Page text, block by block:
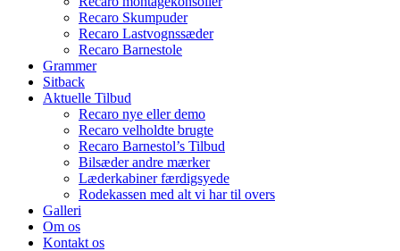
Recaro Skumpuder
Recaro Lastvognssæder
Recaro Barnestole
Grammer
Sitback
Aktuelle Tilbud
Recaro nye eller demo
Recaro velholdte brugte
Recaro Barnestol’s Tilbud
Bilsæder andre mærker
Læderkabiner færdigsyede
Rodekassen med alt vi har til overs
Galleri
Om os
Kontakt os